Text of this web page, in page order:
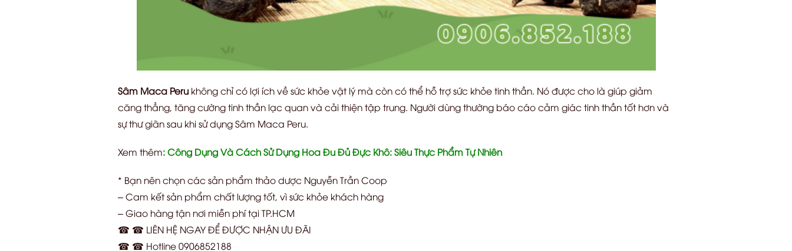
Sâm Maca Perukhông chỉ có lợi ích về sức khỏe vật lý mà còn có thể hỗ trợ sức khỏe tinh thần. Nó được cho là giúp giảm
căng thẳng, tăng cường tinh thần lạc quan và cải thiện tập trung. Người dùng thường báo cáo cảm giác tinh thần tốt hơn và
sự thư giãn sau khi sử dụng Sâm Maca Peru.
Xem thêm:Công Dụng Và Cách Sử Dụng Hoa Đu Đủ Đực Khô: Siêu Thực Phẩm Tự Nhiên
* Bạn nên chọn các sản phẩm thảo dược Nguyễn Trần Coop
– Cam kết sản phẩm chất lượng tốt, vì sức khỏe khách hàng
– Giao hàng tận nơi miễn phí tại TP.HCM
☎ ☎ LIÊN HỆ NGAY ĐỂ ĐƯỢC NHẬN ƯU ĐÃI
☎ ☎ Hotline 0906852188